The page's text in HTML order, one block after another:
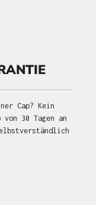
Cap? Kein
30 Tagen an